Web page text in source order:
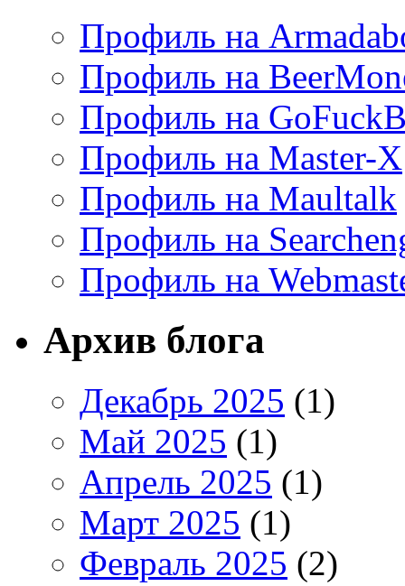
Профиль на
Профиль на
Профиль на
Профиль на Master-X
Профиль на Maultalk
Профиль на
Профиль на
Архив блога
Декабрь 2025 (1)
Май 2025 (1)
Апрель 2025 (1)
Март 2025 (1)
Февраль 2025 (2)